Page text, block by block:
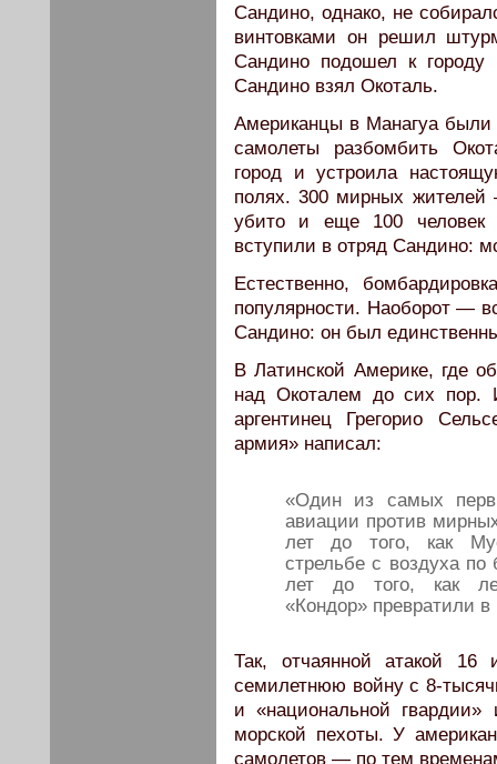
Сандино, однако, не
винтовками он решил
Сандино подошел к
Сандино взял Окоталь.
Американцы в Манагуа
самолеты разбомбить
город и устроила
полях. 300 мирных
убито и еще 100 человек
вступили в отряд Сандино:
Естественно,
популярности. Наоборот —
Сандино: он был
В Латинской Америке, где
над Окоталем до сих пор.
аргентинец Грегорио
армия» написал:
«Один из самых
авиации против
лет до того, как
стрельбе с воздуха
лет до того, как
«Кондор» превратили
Так, отчаянной атакой
семилетнюю войну с 8-
и «национальной гвардии»
морской пехоты. У
самолетов — по тем